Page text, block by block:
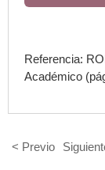
Referencia:
Académico
< Previo